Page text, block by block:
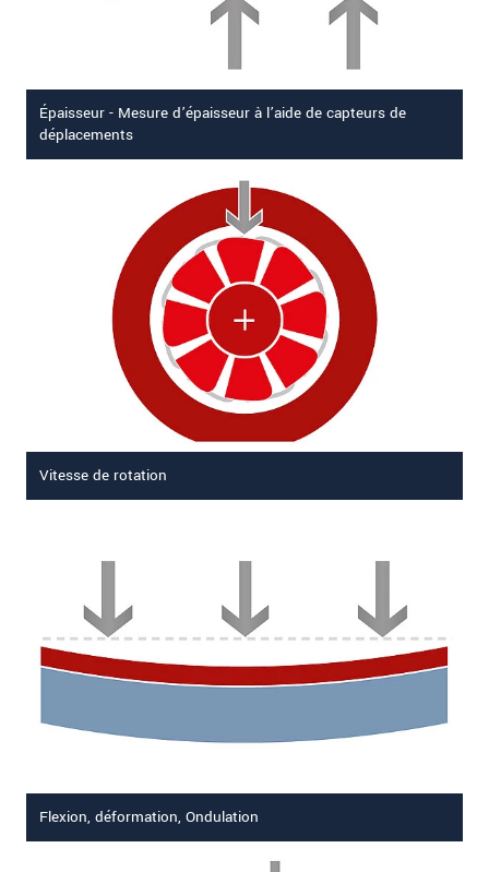
Épaisseur - Mesure d’épaisseur à l’aide de capteurs de
déplacements
Vitesse de rotation
Flexion, déformation, Ondulation